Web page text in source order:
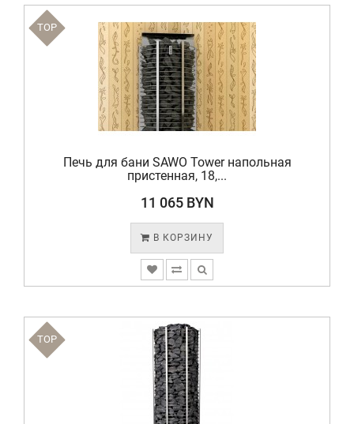
TOP
Печь для бани SAWO Tower напольная
пристенная, 18,...
11 065 BYN
В КОРЗИНУ
TOP